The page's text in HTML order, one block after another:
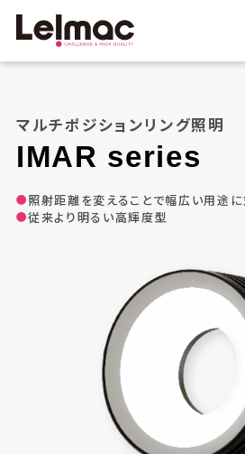
マルチポジションリング照明
IMAR series
照射距離を変えることで幅広い用途
従来より明るい高輝度型